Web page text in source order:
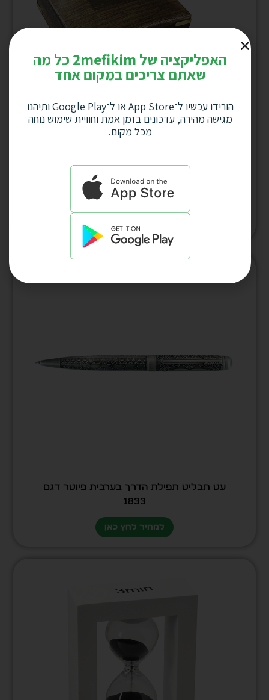
מצפן ימאים גדול מהודר קוטר 12 ס”מ בסיס
נחושת בקופסאת עץ, דגם 4436
עט תבליט תפילת הדרך בערבית פיוטר דגם
1833
למחיר לחץ כאן
האפליקציה של 2mefikim כל מה
שאתם צריכים במקום אחד
הורידו עכשיו ל־App Store או ל־Google Play ותיהנו
מגישה מהירה, עדכונים בזמן אמת וחוויית שימוש נוחה
מכל מקום.